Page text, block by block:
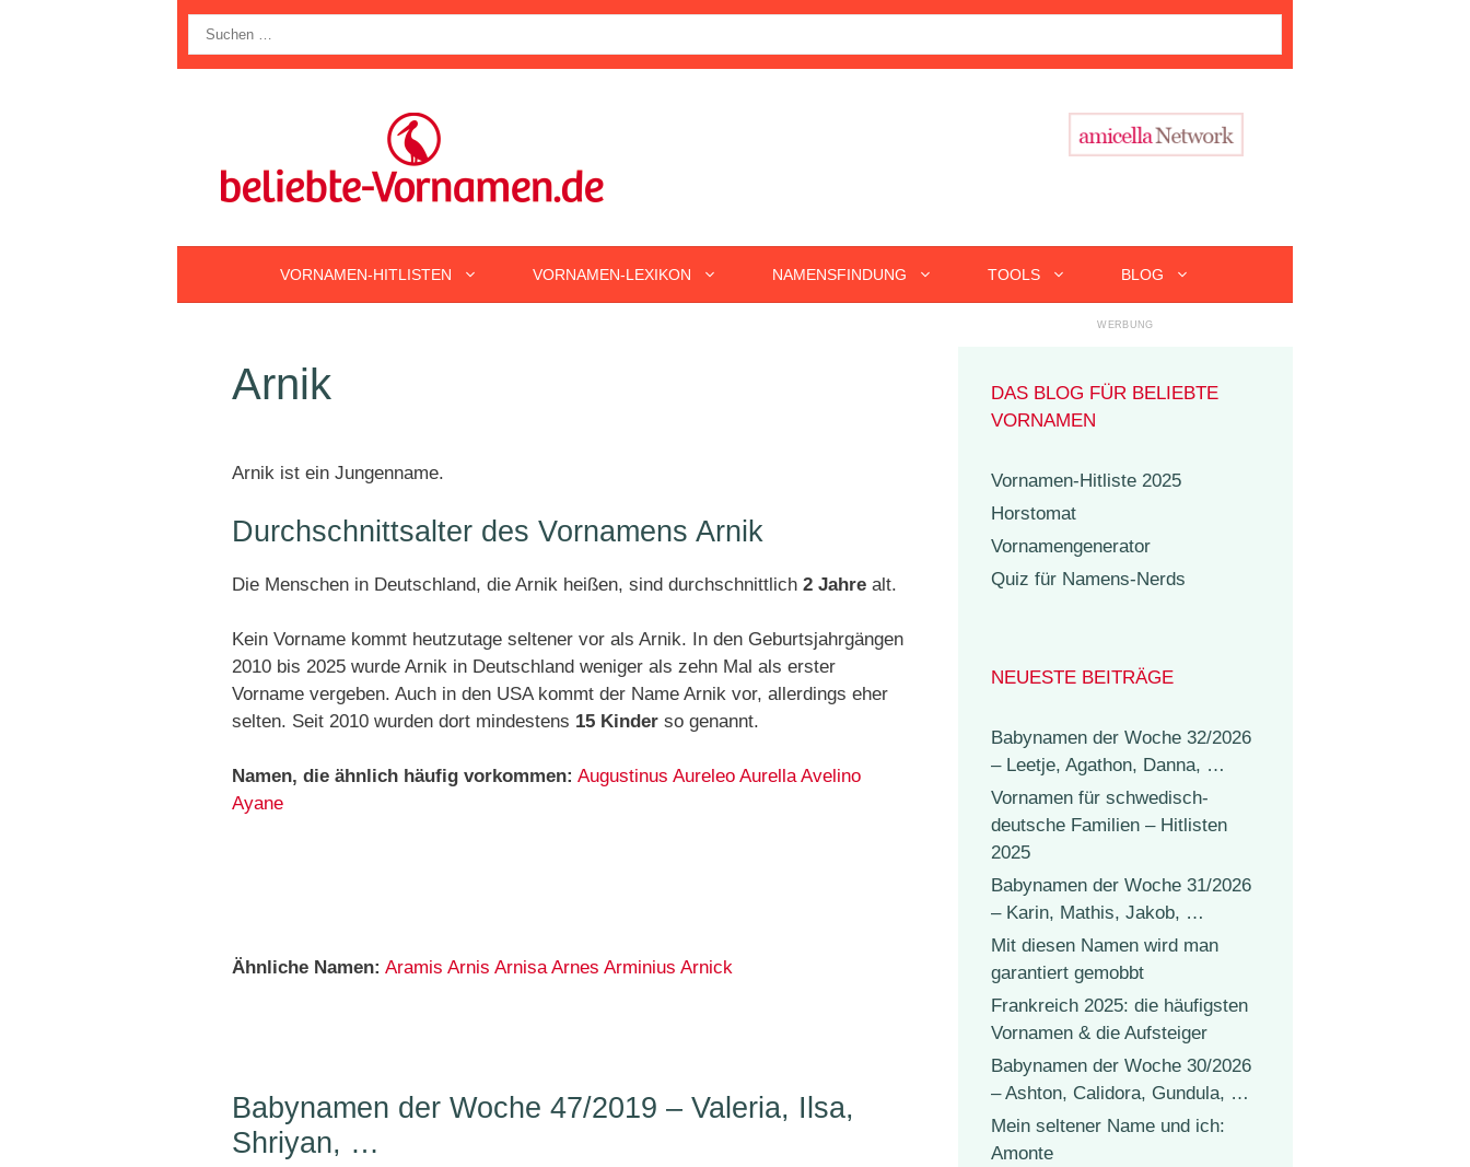
nach:
VORNAMEN-HITLISTEN VORNAMEN-LEXIKON NAMENSFINDUNG TOOLS BLOG
Arnik
Arnik ist ein Jungenname.
Durchschnittsalter des Vornamens Arnik
Die Menschen in Deutschland, die Arnik heißen, sind durchschnittlich 2 Jahre alt.
Kein Vorname kommt heutzutage seltener vor als Arnik. In den Geburtsjahrgängen
2010 bis 2025 wurde Arnik in Deutschland weniger als zehn Mal als erster
Vorname vergeben. Auch in den USA kommt der Name Arnik vor, allerdings eher
selten. Seit 2010 wurden dort mindestens 15 Kinder so genannt.
Namen, die ähnlich häufig vorkommen: Augustinus Aureleo Aurella Avelino
Ayane
Ähnliche Namen: Aramis Arnis Arnisa Arnes Arminius Arnick
Babynamen der Woche 47/2019 – Valeria, Ilsa,
Shriyan, …
DAS BLOG FÜR BELIEBTE
VORNAMEN
Vornamen-Hitliste 2025
Horstomat
Vornamengenerator
Quiz für Namens-Nerds
NEUESTE BEITRÄGE
Babynamen der Woche 32/2026
– Leetje, Agathon, Danna, …
Vornamen für schwedisch-
deutsche Familien – Hitlisten
2025
Babynamen der Woche 31/2026
– Karin, Mathis, Jakob, …
Mit diesen Namen wird man
garantiert gemobbt
Frankreich 2025: die häufigsten
Vornamen & die Aufsteiger
Babynamen der Woche 30/2026
– Ashton, Calidora, Gundula, …
Mein seltener Name und ich:
Amonte